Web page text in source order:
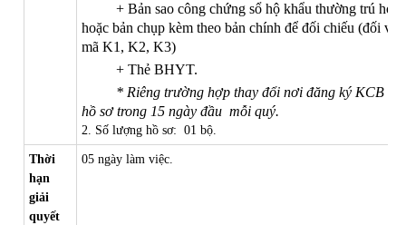
+ Bản sao công chứng sổ hộ khẩu thường trú
hoặc bản chụp kèm theo bản chính để đối chiếu (đối
mã K1, K2, K3)
+ Thẻ BHYT.
* Riêng trường hợp thay đổi nơi đăng ký KCB
hồ sơ trong 15 ngày đầu mỗi quý.
2. Số lượng hồ sơ: 01 bộ.
Thời
hạn
giải
quyết
05 ngày làm việc.